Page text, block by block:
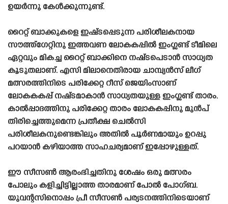
ഉയർന്നു കേൾക്കുന്നുണ്ട്.
റൈറ്റ് ബാക്കുകളെ ഇഷ്‌ടപ്പെടുന്ന പരിശീലകനായ
സൗത്ത്‌ഗേറ്റിനു ഇത്തവണ ലോകകപ്പിൽ ഇംഗ്ലണ്ട് ടീമിലെ
ഏറ്റവും മികച്ച റൈറ്റ് ബാക്കിനെ നഷ്‌ടപെടാൻ സാധ്യത
കൂടുതലാണ്. എസി മിലാനെതിരായ ചാമ്പ്യൻസ് ലീഗ്
മത്സരത്തിനിടെ പരിക്കേറ്റ റീസ് ജെയിംസാണ്
ലോകകകപ്പ് നഷ്‌ടമാകാൻ സാധ്യതയുള്ള ഇംഗ്ലണ്ട് താരം.
കാൽപ്പാദത്തിനു പരിക്കേറ്റ താരം ലോകകപ്പിനു മുൻപ്
തിരിച്ചെത്തുമെന്ന പ്രതീക്ഷ ചെൽസി
പരിശീലകനുണ്ടെങ്കിലും അതിൽ പൂർണമായും ഉറപ്പു
പറയാൻ കഴിയാത്ത സാഹചര്യമാണ് ഇപ്പോഴുള്ളത്.
ഈ സീസൺ ആരംഭിച്ചതിനു ശേഷം ഒരു മത്സരം
പോലും കളിച്ചിട്ടില്ലാത്ത താരമാണ് പോൽ പോഗ്ബ.
യുവന്റസിനൊപ്പം പ്രീ സീസൺ പര്യടനത്തിനിടെയാണ്